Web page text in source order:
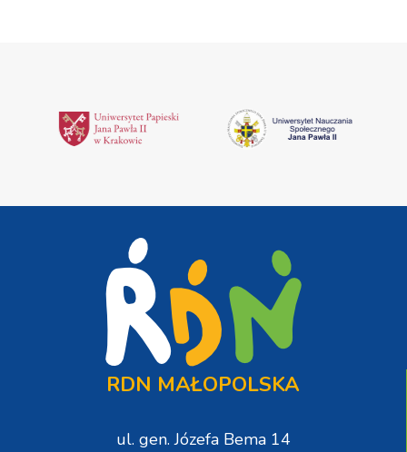
RDN MAŁOPOLSKA
ul. gen. Józefa Bema 14